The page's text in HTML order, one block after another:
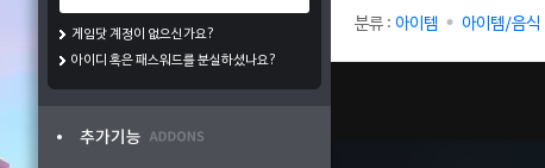
게임닷 계정이 없으신가요?
아이디 혹은 패스워드를 분실하셨나요?
분류 : 아이템 아이템/음식